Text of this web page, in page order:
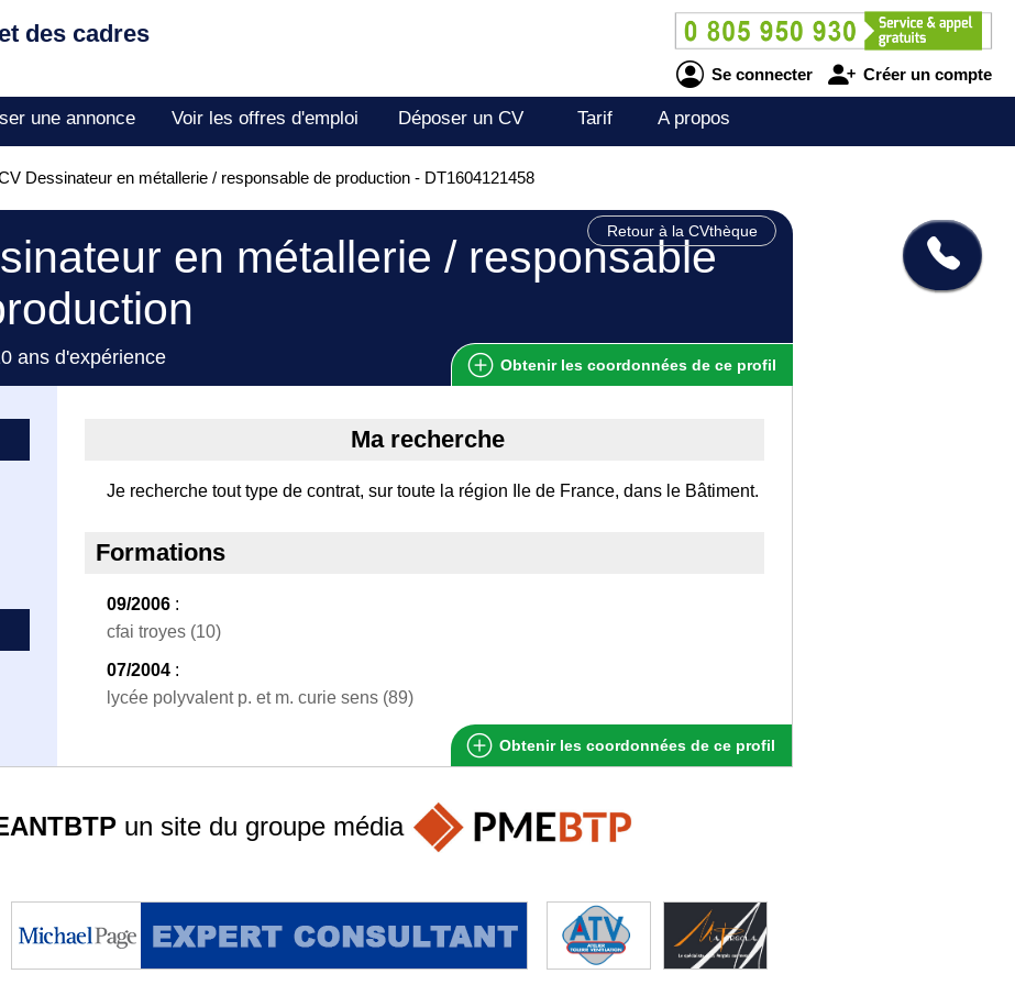
des cadres
Se connecter Créer un compte
une annonce Voir les offres d'emploi Déposer un CV Tarif A propos
Dessinateur en métallerie / responsable de production - DT1604121458
Retour à la CVthèque
en métallerie / responsable
ans d'expérience Obtenir les coordonnées de ce profil
Ma recherche
Je recherche tout type de contrat, sur toute la région Ile de France, dans le Bâtiment.
Formations
09/2006 :
cfai troyes (10)
07/2004 :
lycée polyvalent p. et m. curie sens (89)
Obtenir les coordonnées de ce profil
un site du groupe média